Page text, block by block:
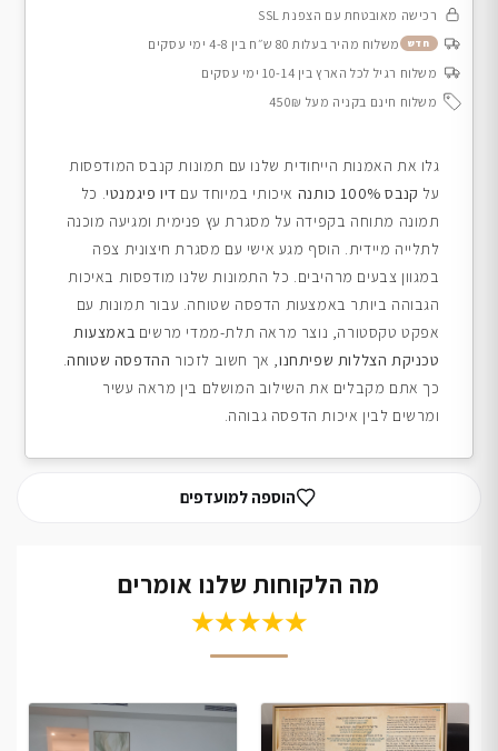
רכישה מאובטחת עם הצפנת SSL
חדש
משלוח מהיר בעלות 80 ש״ח בין 4-8 ימי עסקים
משלוח רגיל לכל הארץ בין 10-14 ימי עסקים
משלוח חינם בקניה מעל 450₪
גלו את האמנות הייחודית שלנו עם תמונות קנבס המודפסות
על קנבס 100% כותנה איכותי במיוחד עם דיו פיגמנטי. כל
תמונה מתוחה בקפידה על מסגרת עץ פנימית ומגיעה מוכנה
לתלייה מיידית. הוסף מגע אישי עם מסגרת חיצונית צפה
במגוון צבעים מרהיבים. כל התמונות שלנו מודפסות באיכות
הגבוהה ביותר באמצעות הדפסה שטוחה. עבור תמונות עם
אפקט טקסטורה, נוצר מראה תלת-ממדי מרשים באמצעות
טכניקת הצללות שפיתחנו , אך חשוב לזכור ההדפסה שטוחה.
כך אתם מקבלים את השילוב המושלם בין מראה עשיר
ומרשים לבין איכות הדפסה גבוהה.
הוספה למועדפים
מה הלקוחות שלנו אומרים
★★★★★